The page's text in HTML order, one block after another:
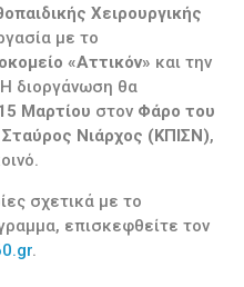
Χειρουργικής
με το
«Αττικόν» και την
διοργάνωση θα
Μαρτίου στον Φάρο του
Νιάρχος (ΚΠΙΣΝ),
σχετικά με το
επισκεφθείτε τον
.